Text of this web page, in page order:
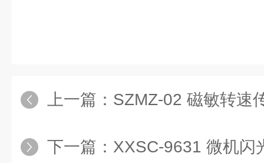
上一篇： SZMZ-02 磁敏转速
下一篇： XXSC-9631 微机闪